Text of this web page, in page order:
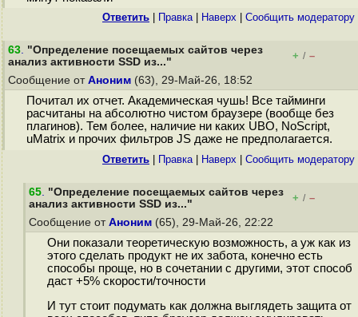
Ответить Правка| Наверх Cообщить модератору
63. "Определение посещаемых сайтов через
анализ активности SSD из..."
+ / –
Сообщение от Аноним (63), 29-Май-26, 18:52
Почитал их отчет. Академическая чушь! Все тайминги
расчитаны на абсолютно чистом браузере (вообще без
плагинов). Тем более, наличие ни каких UBO, NoScript,
uMatrix и прочих фильтров JS даже не предполагается.
Ответить Правка| Наверх Cообщить модератору
65. "Определение посещаемых сайтов через
анализ активности SSD из..."
+ / –
Сообщение от Аноним (65), 29-Май-26, 22:22
Они показали теоретическую возможность, а уж как из
этого сделать продукт не их забота, конечно есть
способы проще, но в сочетании с другими, этот способ
даст +5% скорости/точности
И тут стоит подумать как должна выглядеть защита от